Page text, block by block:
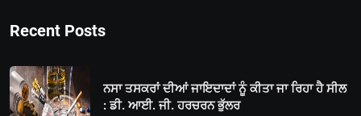
Recent Posts
ਨਸਾ ਤਸਕਰਾਂ ਦੀਆਂ ਜਾਇਦਾਦਾਂ ਨੂੰ ਕੀਤਾ ਜਾ ਰਿਹਾ ਹੈ ਸੀਲ
: ਡੀ. ਆਈ. ਜੀ. ਹਰਚਰਨ ਭੁੱਲਰ